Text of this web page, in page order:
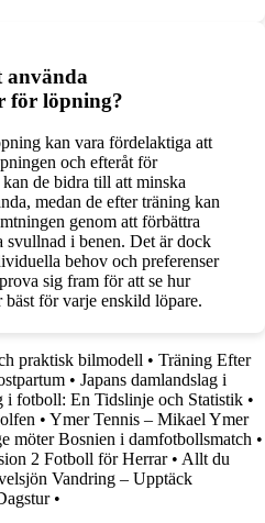
använda
för löpning?
kan vara fördelaktiga att
och efteråt för
de bidra till att minska
medan de efter träning kan
genom att förbättra
i benen. Det är dock
behov och preferenser
sig fram för att se hur
bäst för varje enskild löpare.
praktisk bilmodell • Träning Efter
• Japans damlandslag i
i fotboll: En Tidslinje och Statistik •
• Ymer Tennis – Mikael Ymer
möter Bosnien i damfotbollsmatch •
2 Fotboll för Herrar• Allt du
Vandring – Upptäck
•